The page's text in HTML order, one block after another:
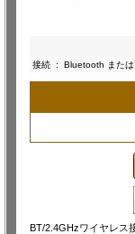
接続 : Bluetooth また
BT/2.4GHzワイヤレス